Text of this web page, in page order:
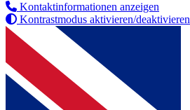
Kontaktinformationen anzeigen
Kontrastmodus aktivieren/deaktivieren